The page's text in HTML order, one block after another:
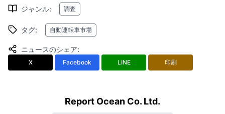
ジャンル: 調査
タグ: 自動運転車市場
ニュースのシェア:
X Facebook LINE 印刷
Report Ocean Co. Ltd.